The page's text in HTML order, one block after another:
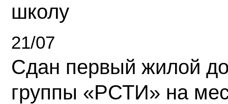
школу
21/07
Сдан первый жилой
группы «РСТИ» на